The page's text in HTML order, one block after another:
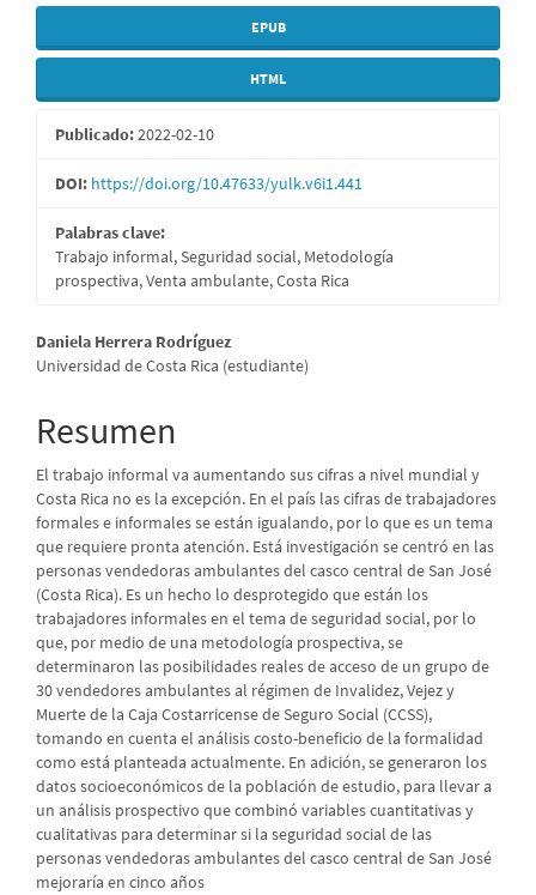
EPUB
HTML
Publicado:2022-02-10
DOI: https://doi.org/10.47633/yulk.v6i1.441
Palabras clave:
Trabajo informal, Seguridad social, Metodología
prospectiva, Venta ambulante, Costa Rica
Contenido
principal
del
artículo
Daniela Herrera Rodríguez
Universidad de Costa Rica (estudiante)
Resumen
El trabajo informal va aumentando sus cifras a nivel mundial y
Costa Rica no es la excepción. En el país las cifras de trabajadores
formales e informales se están igualando, por lo que es un tema
que requiere pronta atención. Está investigación se centró en las
personas vendedoras ambulantes del casco central de San José
(Costa Rica). Es un hecho lo desprotegido que están los
trabajadores informales en el tema de seguridad social, por lo
que, por medio de una metodología prospectiva, se
determinaron las posibilidades reales de acceso de un grupo de
30 vendedores ambulantes al régimen de Invalidez, Vejez y
Muerte de la Caja Costarricense de Seguro Social (CCSS),
tomando en cuenta el análisis costo-beneficio de la formalidad
como está planteada actualmente. En adición, se generaron los
datos socioeconómicos de la población de estudio, para llevar a
un análisis prospectivo que combinó variables cuantitativas y
cualitativas para determinar si la seguridad social de las
personas vendedoras ambulantes del casco central de San José
mejoraría en cinco años